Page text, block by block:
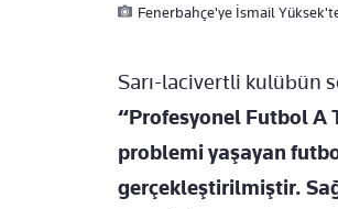
Fenerbahçe'ye İsmail
Sarı-lacivertli kulübün
“Profesyonel Futbol A
problemi yaşayan
gerçekleştirilmiştir.